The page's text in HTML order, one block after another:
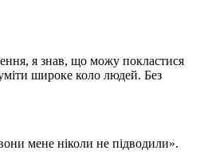
я знав, що можу покластися
широке коло людей. Без
мене ніколи не підводили».